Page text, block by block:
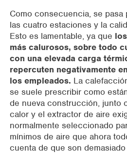
Como consecuencia, se
las cuatro estaciones y la
Esto es lamentable, ya que
más calurosos, sobre todo
con una elevada carga
repercuten negativamente
los empleados. La
se suele prescribir como
de nueva construcción, junto
calor y el extractor de aire
normalmente seleccionado
mínimos de aire que ahora
cuenta de que son demasiado